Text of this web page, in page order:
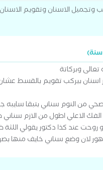
الاسنان وتقويم
وبركاتة
بيركب تقويم بالقسط
من النوم سناني بتبقا سايبه
الاعلي اطول من الازم
عند كذا دكتور يقولي
لان وضع سناني خايف منها